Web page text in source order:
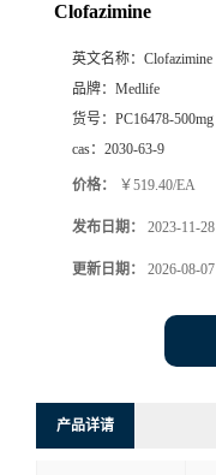
Clofazimine
英文名称： Clofazimine
品牌： Medlife
货号： PC16478-500mg
cas： 2030-63-9
价格： ￥519.40/EA
发布日期： 2023-11-28
更新日期： 2026-08-07
产品详请